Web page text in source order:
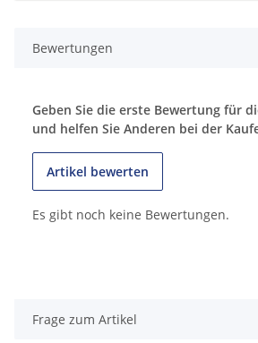
Bewertungen
Geben Sie die erste Bewertung für
und helfen Sie Anderen bei der
Artikel bewerten
Es gibt noch keine Bewertungen.
Frage zum Artikel